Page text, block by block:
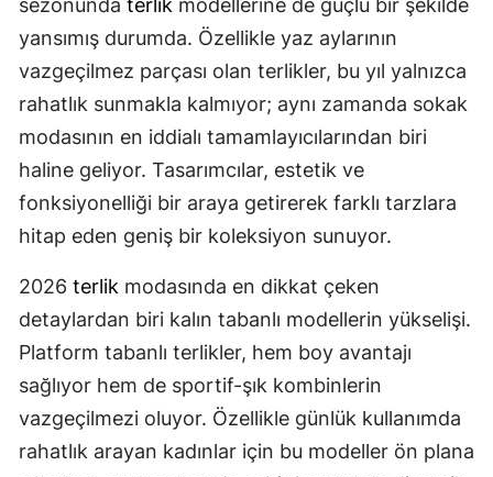
sezonunda terlik modellerine de güçlü bir şekilde
yansımış durumda. Özellikle yaz aylarının
vazgeçilmez parçası olan terlikler, bu yıl yalnızca
rahatlık sunmakla kalmıyor; aynı zamanda sokak
modasının en iddialı tamamlayıcılarından biri
haline geliyor. Tasarımcılar, estetik ve
fonksiyonelliği bir araya getirerek farklı tarzlara
hitap eden geniş bir koleksiyon sunuyor.
2026 terlik modasında en dikkat çeken
detaylardan biri kalın tabanlı modellerin yükselişi.
Platform tabanlı terlikler, hem boy avantajı
sağlıyor hem de sportif-şık kombinlerin
vazgeçilmezi oluyor. Özellikle günlük kullanımda
rahatlık arayan kadınlar için bu modeller ön plana